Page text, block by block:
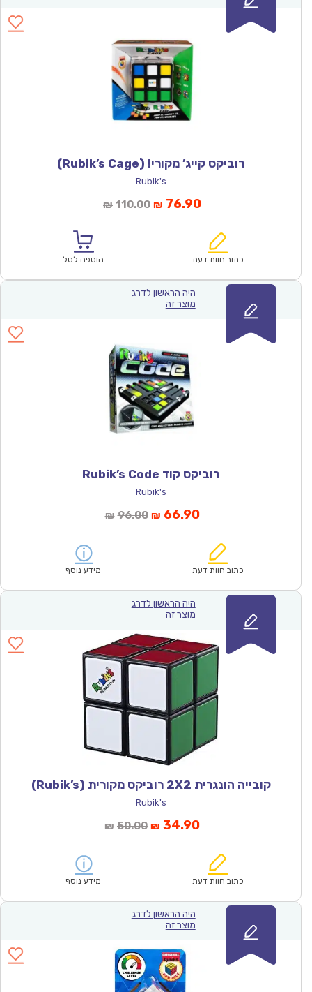
רוביקס קייג’ מקורי! (Rubik’s Cage)
Rubik's
₪ 110.00המחיר
₪110.00.
₪ 76.90המחיר
הוא:
כתוב חוות דעת הוספה לסל
היה הראשון לדרג
מוצר זה
רוביקס קוד Rubik’s Code
Rubik's
₪ 96.00המחיר
₪96.00.
₪ 66.90המחיר
הוא:
כתוב חוות דעת מידע נוסף
היה הראשון לדרג
מוצר זה
קובייה הונגרית 2X2 רוביקס מקורית (Rubik’s)
Rubik's
₪ 50.00המחיר
₪50.00.
₪ 34.90המחיר
הוא:
כתוב חוות דעת מידע נוסף
היה הראשון לדרג
מוצר זה